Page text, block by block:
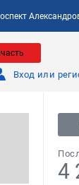
Вход или
4